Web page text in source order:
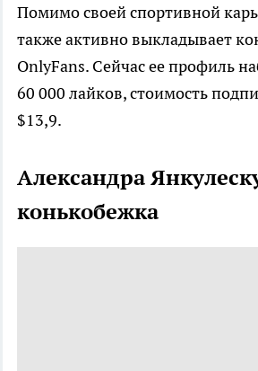
Помимо своей спортивной
также активно выкладывает
OnlyFans. Сейчас ее профиль
60 000 лайков, стоимость
$13,9.
Александра
конькобежка